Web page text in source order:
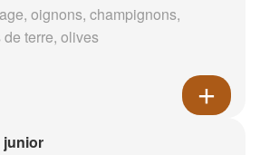
oignons, champignons,
terre, olives
junior